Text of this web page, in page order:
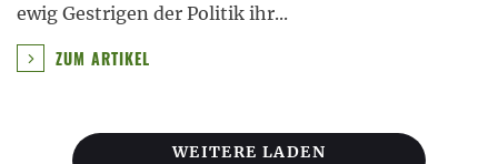
ewig Gestrigen der Politik ihr...
ZUM ARTIKEL
WEITERE LADEN